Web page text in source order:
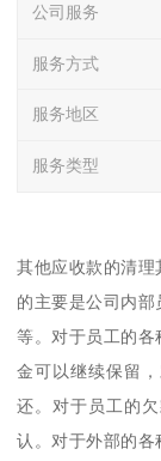
公司服务
服务方式
服务地区
服务类型
其他应收款的清理
的主要是公司内部
等。对于员工的各
金可以继续保留
还。对于员工的
认。对于外部的